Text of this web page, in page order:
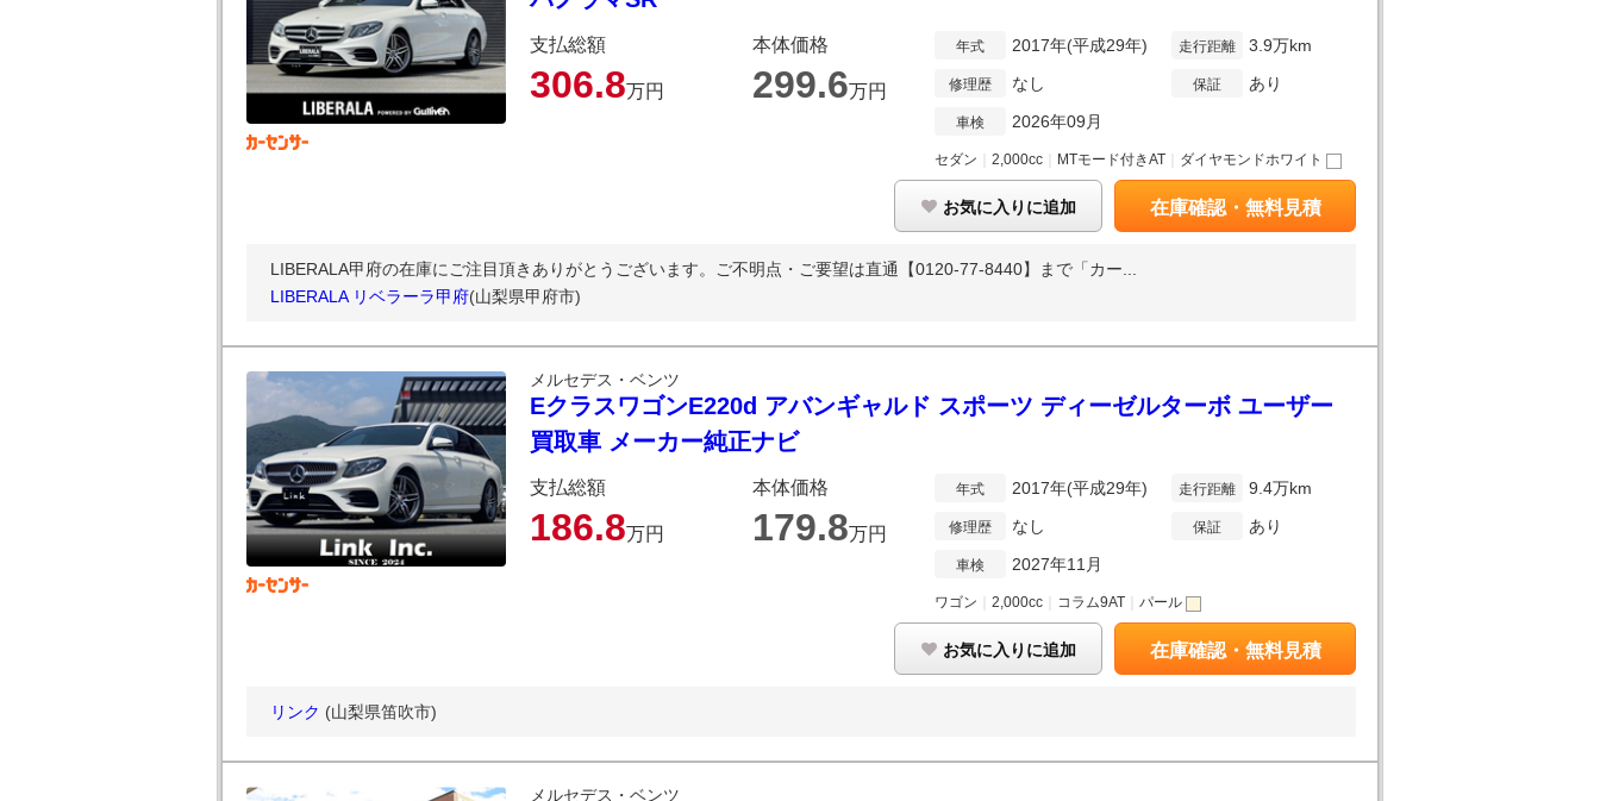
支払総額
306.8万円
本体価格
299.6万円
年式 2017年(平成29年)
修理歴 なし
車検 2026年09月
走行距離 3.9万km
保証 あり
セダン 2,000cc MTモード付きAT ダイヤモンドホワイト
お気に入りに追加 在庫確認・無料見積
LIBERALA甲府の在庫にご注目頂きありがとうございます。ご不明点・ご要望は直通【0120-77-8440】まで「カー...
LIBERALA リベラーラ甲府(山梨県甲府市)
メルセデス・ベンツ
EクラスワゴンE220d アバンギャルド スポーツ ディーゼルターボ ユーザー
買取車 メーカー純正ナビ
支払総額
186.8万円
本体価格
179.8万円
年式 2017年(平成29年)
修理歴 なし
車検 2027年11月
走行距離 9.4万km
保証 あり
ワゴン 2,000cc コラム9AT パール
お気に入りに追加 在庫確認・無料見積
リンク (山梨県笛吹市)
メルセデス・ベンツ